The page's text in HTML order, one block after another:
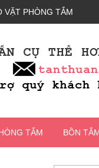
VẶT PHÒNG TẮM
TẮM BỒN